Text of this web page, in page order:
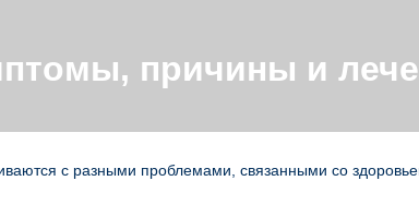
причины и
с разными проблемами, связанными со